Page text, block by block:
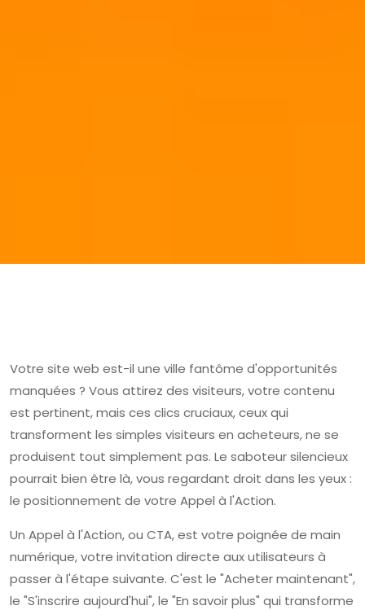
Votre site web est-il une ville fantôme d'opportunités
manquées ? Vous attirez des visiteurs, votre contenu
est pertinent, mais ces clics cruciaux, ceux qui
transforment les simples visiteurs en acheteurs, ne se
produisent tout simplement pas. Le saboteur silencieux
pourrait bien être là, vous regardant droit dans les yeux :
le positionnement de votre Appel à l'Action.
Un Appel à l'Action, ou CTA, est votre poignée de main
numérique, votre invitation directe aux utilisateurs à
passer à l'étape suivante. C'est le "Acheter maintenant",
le "S'inscrire aujourd'hui", le "En savoir plus" qui transforme